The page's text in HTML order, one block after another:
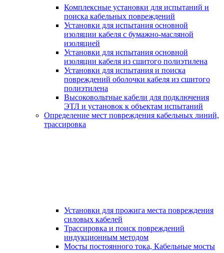
Комплексные установки для испытаний и
поиска кабельных повреждений
Установки для испытания основной
изоляции кабеля с бумажно-масляной
изоляцией
Установки для испытания основной
изоляции кабеля из сшитого полиэтилена
Установки для испытания и поиска
повреждений оболочки кабеля из сшитого
полиэтилена
Высоковольтные кабели для подключения
ЭТЛ и установок к объектам испытаний
Определение мест повреждения кабельных линий,
трассировка
Установки для прожига места повреждения
силовых кабелей
Трассировка и поиск повреждений
индукционным методом
Мосты постоянного тока, Кабельные мосты